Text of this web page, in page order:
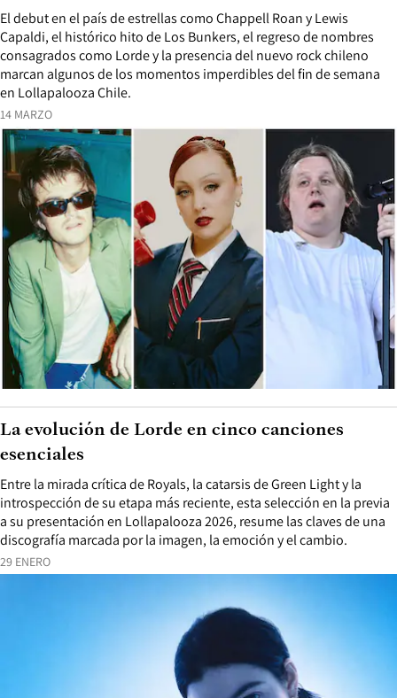
14 MARZO
El debut en el país de estrellas como Chappell Roan y Lewis
Capaldi, el histórico hito de Los Bunkers, el regreso de nombres
consagrados como Lorde y la presencia del nuevo rock chileno
marcan algunos de los momentos imperdibles del fin de semana
en Lollapalooza Chile.
29 ENERO
Entre la mirada crítica de Royals, la catarsis de Green Light y la
introspección de su etapa más reciente, esta selección en la previa
a su presentación en Lollapalooza 2026, resume las claves de una
discografía marcada por la imagen, la emoción y el cambio.
La evolución de Lorde en cinco canciones
esenciales